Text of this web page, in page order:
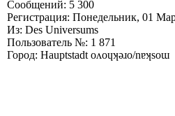
Сообщений: 5 300
Регистрация: Понедельник, 01
Из: Des Universums
Пользователь №: 1 871
Город: Hauptstadt oʌoɥʞǝɹo/nɐʞsoɯ